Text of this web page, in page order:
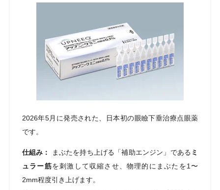
2026年5月に発売された、日本初の眼瞼下垂治療点眼薬
です。
仕組み： まぶたを持ち上げる「補助エンジン」である ミ
ュラー筋を刺激して収縮させ、物理的にまぶたを1〜
2mm程度引き上げます。